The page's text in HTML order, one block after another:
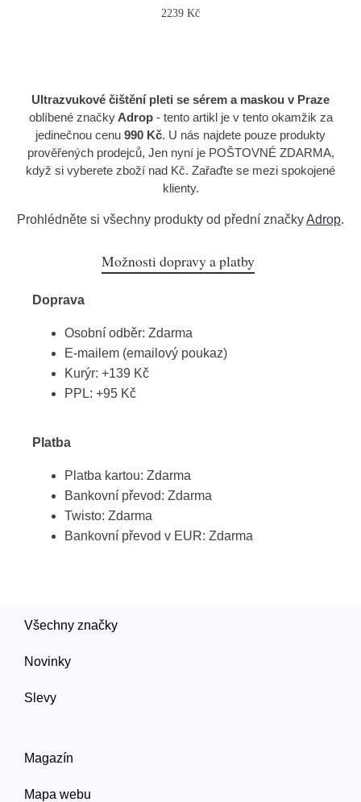
2239 Kč
Ultrazvukové čištění pleti se sérem a maskou v Praze
oblíbené značkyAdrop- tento artikl je v tento okamžik za
jedinečnou cenu 990 Kč. U nás najdete pouze produkty
prověřených prodejců, Jen nyní je POŠTOVNÉ ZDARMA,
když si vyberete zboží nad Kč. Zařaďte se mezi spokojené
klienty.
Prohlédněte si všechny produkty od přední značkyAdrop.
Možnosti dopravy a platby
Doprava
Osobní odběr: Zdarma
E-mailem (emailový poukaz)
Kurýr: +139 Kč
PPL: +95 Kč
Platba
Platba kartou: Zdarma
Bankovní převod: Zdarma
Twisto: Zdarma
Bankovní převod v EUR: Zdarma
Všechny značky
Novinky
Slevy
Magazín
Mapa webu